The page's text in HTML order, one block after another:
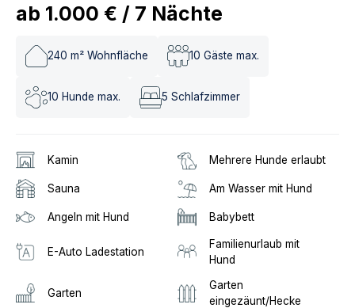
ab 1.000 € / 7 Nächte
240 m² Wohnfläche 10 Gäste max.
10 Hunde max. 5 Schlafzimmer
Kamin Mehrere Hunde erlaubt
Sauna Am Wasser mit Hund
Angeln mit Hund Babybett
E-Auto Ladestation
Familienurlaub mit
Hund
Garten
Garten
eingezäunt/Hecke